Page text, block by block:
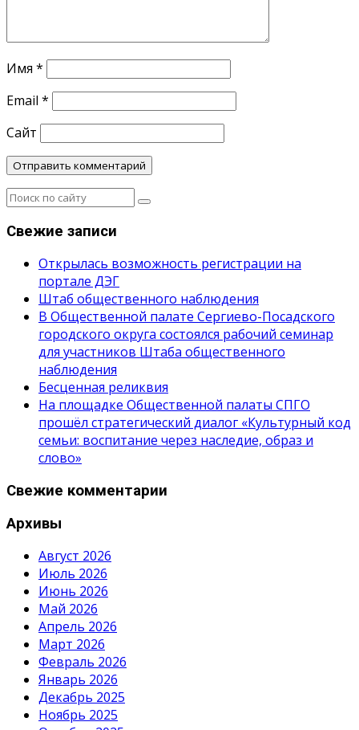
Имя *
Email *
Сайт
Свежие записи
Открылась возможность регистрации на
портале ДЭГ
Штаб общественного наблюдения
В Общественной палате Сергиево-Посадского
городского округа состоялся рабочий семинар
для участников Штаба общественного
наблюдения
Бесценная реликвия
На площадке Общественной палаты СПГО
прошёл стратегический диалог «Культурный код
семьи: воспитание через наследие, образ и
слово»
Свежие комментарии
Архивы
Август 2026
Июль 2026
Июнь 2026
Май 2026
Апрель 2026
Март 2026
Февраль 2026
Январь 2026
Декабрь 2025
Ноябрь 2025